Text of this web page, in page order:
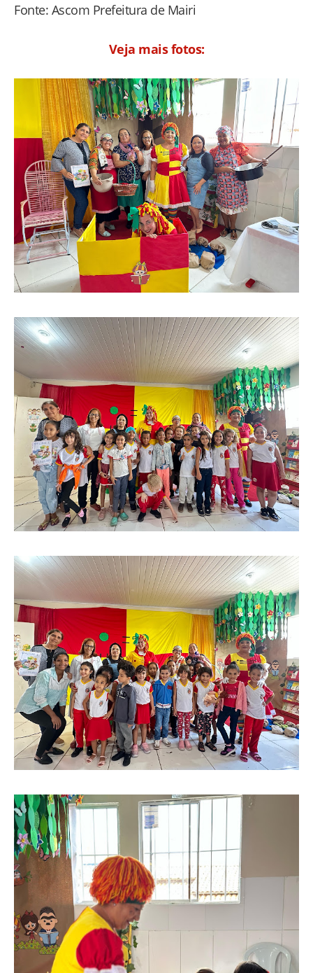
Fonte: Ascom Prefeitura de Mairi
Veja mais fotos: